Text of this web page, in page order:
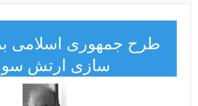
طرح جمهوری اسلامی
سازی ارتش